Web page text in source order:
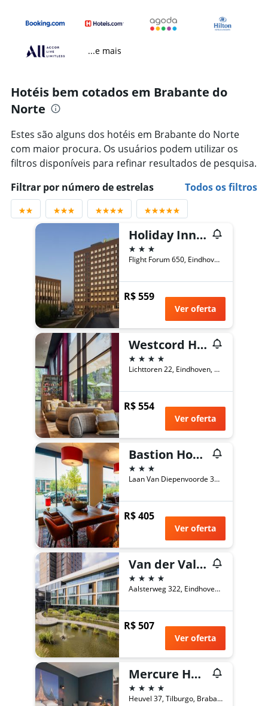
...e mais
Hotéis bem cotados em Brabante do
Norte
Estes são alguns dos hotéis em Brabante do Norte
com maior procura. Os usuários podem utilizar os
filtros disponíveis para refinar resultados de pesquisa.
Filtrar por número de estrelas
Todos os filtros
Holiday Inn Eindhoven Airport By IHG
3 estrelas
Flight Forum 650, Eindhoven, Brabante do Norte, Holanda
R$ 559
Ver oferta
Westcord Hotel Eindhoven
4 estrelas
Lichttoren 22, Eindhoven, Brabante do Norte, Holanda
R$ 554
Ver oferta
Bastion Hotel Eindhoven Waalre
3 estrelas
Laan Van Diepenvoorde 30, Waalre, Brabante do Norte, Holanda
R$ 405
Ver oferta
Van der Valk Hotel Eindhoven
4 estrelas
Aalsterweg 322, Eindhoven, Brabante do Norte, Holanda
R$ 507
Ver oferta
Mercure Hotel Tilburg Centrum
4 estrelas
Heuvel 37, Tilburgo, Brabante do Norte, Holanda